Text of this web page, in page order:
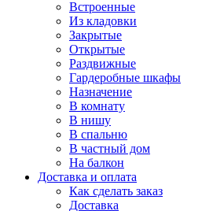
Встроенные
Из кладовки
Закрытые
Открытые
Раздвижные
Гардеробные шкафы
Назначение
В комнату
В нишу
В спальню
В частный дом
На балкон
Доставка и оплата
Как сделать заказ
Доставка